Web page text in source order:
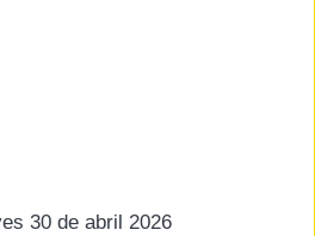
30 de abril 2026